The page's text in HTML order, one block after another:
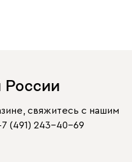
России
свяжитесь с нашим
(491) 243-40-69